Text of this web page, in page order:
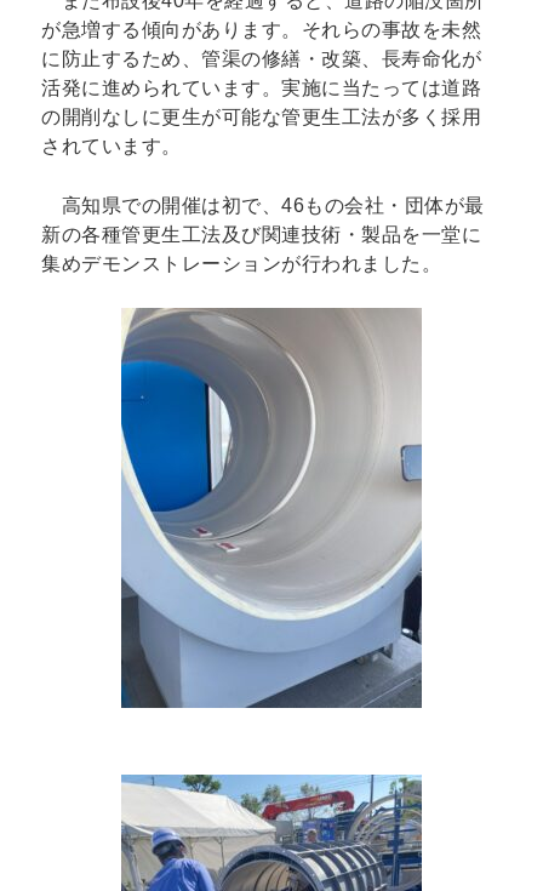
が急増する傾向があります。それらの事故を未然
に防止するため、管渠の修繕・改築、長寿命化が
活発に進められています。実施に当たっては道路
の開削なしに更生が可能な管更生工法が多く採用
されています。
高知県での開催は初で、46もの会社・団体が最
新の各種管更生工法及び関連技術・製品を一堂に
集めデモンストレーションが行われました。